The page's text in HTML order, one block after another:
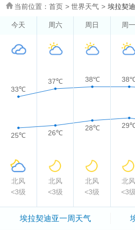
当前位置： 首页 > 世界天气 > 埃拉契
今天 周六 周日 周一
33℃
37℃ 38℃
25℃ 26℃
28℃
北风 北风 北风 北风
<3级
<3级 <3级 <3级
埃拉契迪亚一周天气